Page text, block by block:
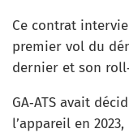
Ce contrat
premier vol du
dernier et son
GA‑ATS avait
l’appareil en